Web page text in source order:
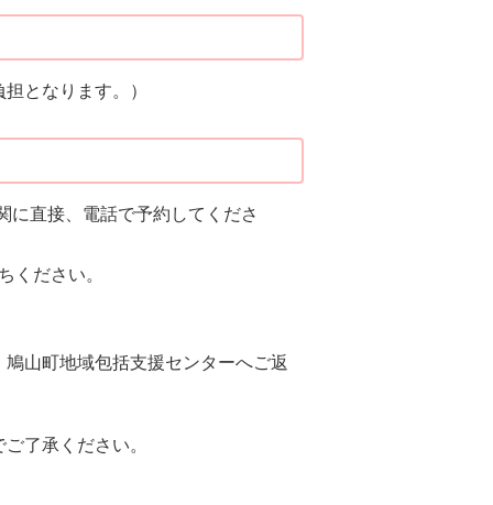
となります。）
に直接、電話で予約してくださ
ください。
山町地域包括支援センターへご返
了承ください。